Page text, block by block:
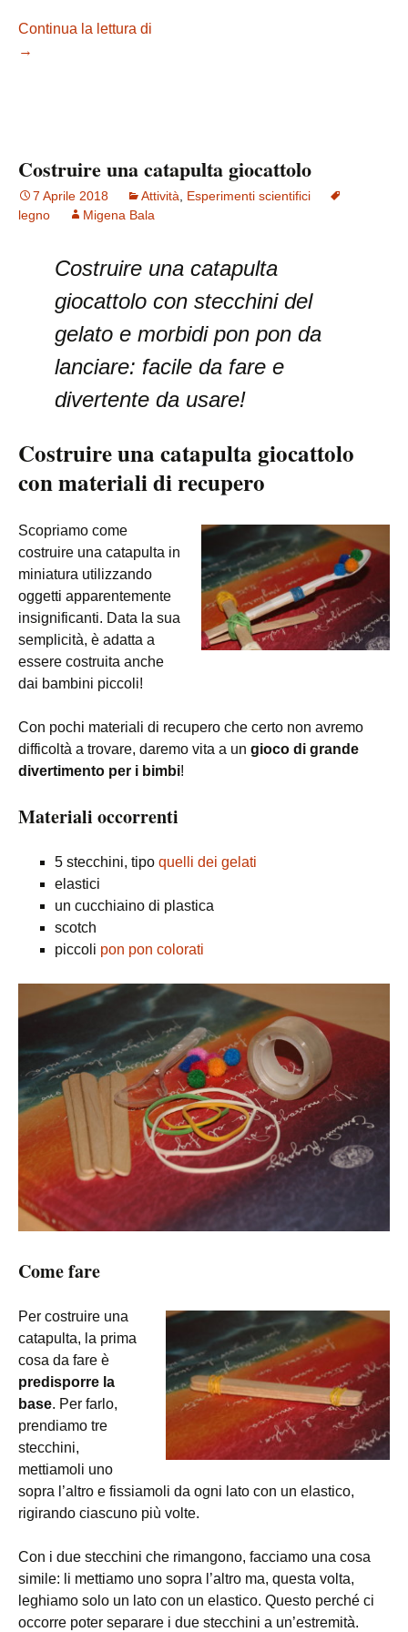
Continua la lettura di
→
Costruire una catapulta giocattolo
7 Aprile 2018 Attività
Esperimenti scientifici
legno
Migena Bala
Costruire una catapulta
giocattolo con stecchini del
gelato e morbidi pon pon da
lanciare: facile da fare e
divertente da usare!
Costruire una catapulta giocattolo
con materiali di recupero
Scopriamo come
costruire una catapulta in
miniatura utilizzando
oggetti apparentemente
insignificanti. Data la sua
semplicità, è adatta a
essere costruita anche
dai bambini piccoli!
Con pochi materiali di recupero che certo non avremo
difficoltà a trovare, daremo vita a un gioco di grande
divertimento per i bimbi!
Materiali occorrenti
5 stecchini, tipo quelli dei gelati
elastici
un cucchiaino di plastica
scotch
piccoli pon pon colorati
Come fare
Per costruire una
catapulta, la prima
cosa da fare è
predisporre la
base. Per farlo,
prendiamo tre
stecchini,
mettiamoli uno
sopra l’altro e fissiamoli da ogni lato con un elastico,
rigirando ciascuno più volte.
Con i due stecchini che rimangono, facciamo una cosa
simile: li mettiamo uno sopra l’altro ma, questa volta,
leghiamo solo un lato con un elastico. Questo perché ci
occorre poter separare i due stecchini a un’estremità.